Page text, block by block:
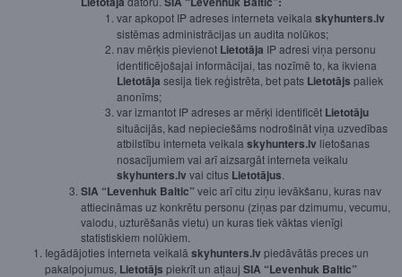
var apkopot IP adreses interneta veikala skyhunters.lv
sistēmas administrācijas un audita nolūkos;
nav mērķis pievienot Lietotāja IP adresi viņa personu
identificējošajai informācijai, tas nozīmē to, ka ikviena
Lietotāja sesija tiek reģistrēta, bet pats Lietotājs paliek
anonīms;
var izmantot IP adreses ar mērķi identificēt Lietotāju
situācijās, kad nepieciešāms nodrošināt viņa uzvedības
atbilstību interneta veikala skyhunters.lv lietošanas
nosacījumiem vai arī aizsargāt interneta veikalu
skyhunters.lvvai citus Lietotājus
SIA “Levenhuk Baltic”veic arī citu ziņu ievākšanu, kuras nav
attiecināmas uz konkrētu personu (ziņas par dzimumu, vecumu,
valodu, uzturēšanās vietu) un kuras tiek vāktas vienīgi
statistiskiem nolūkiem.
Iegādājoties interneta veikalā skyhunters.lvpiedāvātās preces un
pakalpojumus, Lietotājs piekrīt un atļauj SIA “Levenhuk Baltic”